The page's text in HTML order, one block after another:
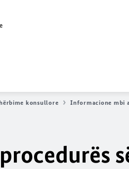
konsullore Informacione mbi